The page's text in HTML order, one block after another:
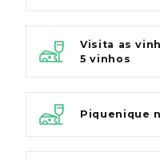
Visita as
5 vinhos
Piquenique